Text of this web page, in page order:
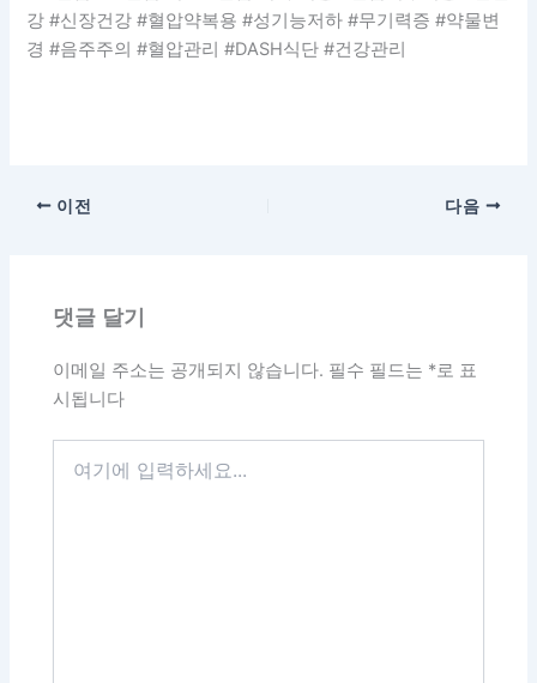
강 #신장건강 #혈압약복용 #성기능저하 #무기력증 #약물변
경 #음주주의 #혈압관리 #DASH식단 #건강관리
이전 다음
댓글 달기
이메일 주소는 공개되지 않습니다. 필수 필드는 *로 표
시됩니다